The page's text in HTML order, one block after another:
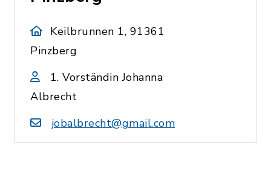
Keilbrunnen 1, 91361
Pinzberg
1. Vorständin Johanna
Albrecht
jobalbrecht@gmail.com